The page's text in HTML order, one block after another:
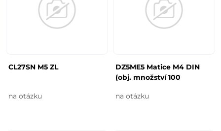
CL27SN M5 ZL
na otázku
DZ5ME5 Matice M4 DIN
(obj. množství 100
na otázku